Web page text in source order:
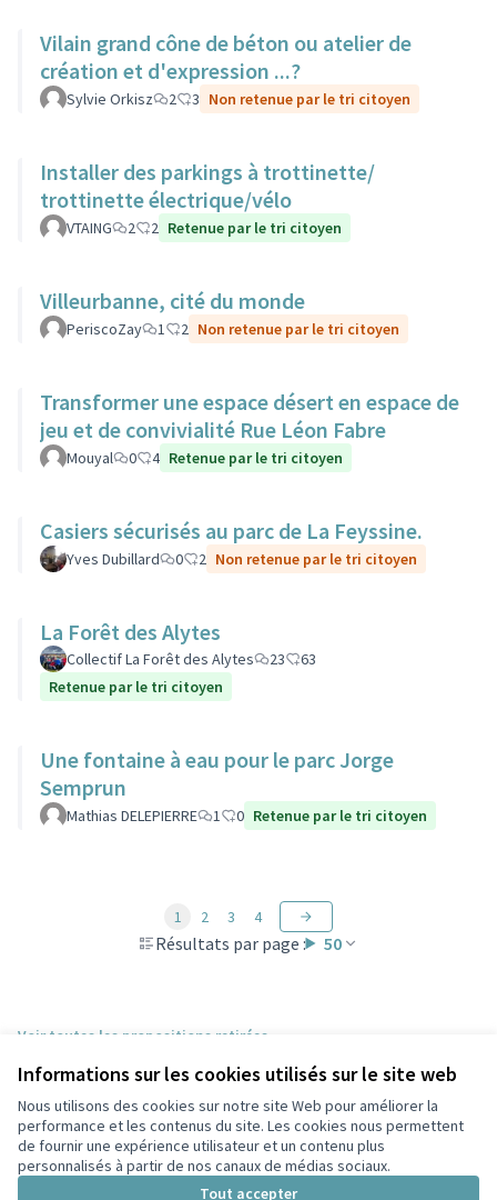
Informations sur les cookies utilisés sur le site web
Nous utilisons des cookies sur notre site Web pour améliorer la
performance et les contenus du site. Les cookies nous permettent
de fournir une expérience utilisateur et un contenu plus
personnalisés à partir de nos canaux de médias sociaux.
Tout accepter
Vilain grand cône de béton ou atelier de
création et d'expression ...?
Sylvie Orkisz 2 3 Non retenue par le tri citoyen
Installer des parkings à trottinette/
trottinette électrique/vélo
VTAING 2 2 Retenue par le tri citoyen
Villeurbanne, cité du monde
PeriscoZay 1 2 Non retenue par le tri citoyen
Transformer une espace désert en espace de
jeu et de convivialité Rue Léon Fabre
Mouyal 0 4 Retenue par le tri citoyen
Casiers sécurisés au parc de La Feyssine.
Yves Dubillard 0 2 Non retenue par le tri citoyen
La Forêt des Alytes
Collectif La Forêt des Alytes 23
63
Retenue par le tri citoyen
Une fontaine à eau pour le parc Jorge
Semprun
Mathias DELEPIERRE 1 0 Retenue par le tri citoyen
Résultats par page : 50
1 2 3 4
Voir toutes les propositions retirées
Conditions d'utilisation
Paramètres des cookies
Participez Villeurbanne sur X
(Lien externe)
Participez Villeurbanne sur Facebook
Participez Villeurbanne sur Instagram
Participez Villeurbanne sur YouTube
(Lien externe)